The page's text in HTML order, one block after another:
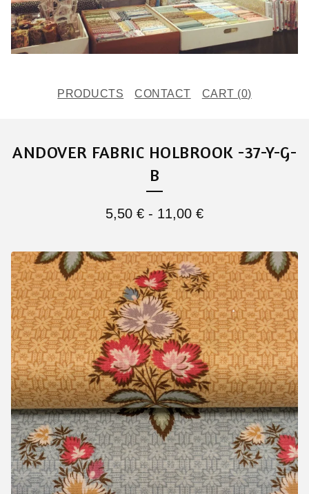
PRODUCTS CONTACT CART (0)
ANDOVER FABRIC HOLBROOK -37-Y-G-
B
5,50 € - 11,00 €